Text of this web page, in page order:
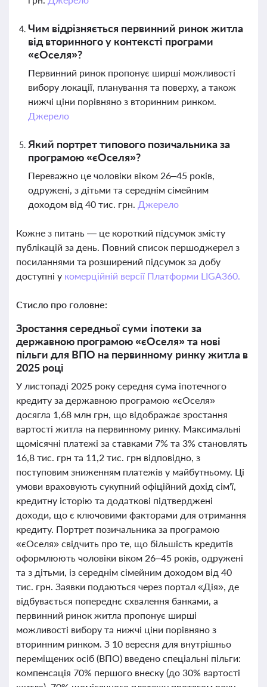
Чим відрізняється первинний ринок житла
від вторинного у контексті програми
«єОселя»?
Первинний ринок пропонує ширші можливості
вибору локації, планування та поверху, а також
нижчі ціни порівняно з вторинним ринком.
Джерело
Який портрет типового позичальника за
програмою «єОселя»?
Переважно це чоловіки віком 26–45 років,
одружені, з дітьми та середнім сімейним
доходом від 40 тис. грн. Джерело
Кожне з питань — це короткий підсумок змісту
публікацій за день. Повний список першоджерел з
посиланнями та розширений підсумок за добу
доступні у комерційній версії Платформи LIGA360.
Стисло про головне:
Зростання середньої суми іпотеки за
державною програмою «єОселя» та нові
пільги для ВПО на первинному ринку житла в
2025 році
У листопаді 2025 року середня сума іпотечного
кредиту за державною програмою «єОселя»
досягла 1,68 млн грн, що відображає зростання
вартості житла на первинному ринку. Максимальні
щомісячні платежі за ставками 7% та 3% становлять
16,8 тис. грн та 11,2 тис. грн відповідно, з
поступовим зниженням платежів у майбутньому. Ці
умови враховують сукупний офіційний дохід сім'ї,
кредитну історію та додаткові підтверджені
доходи, що є ключовими факторами для отримання
кредиту. Портрет позичальника за програмою
«єОселя» свідчить про те, що більшість кредитів
оформлюють чоловіки віком 26–45 років, одружені
та з дітьми, із середнім сімейним доходом від 40
тис. грн. Заявки подаються через портал «Дія», де
відбувається попереднє схвалення банками, а
первинний ринок житла пропонує ширші
можливості вибору та нижчі ціни порівняно з
вторинним ринком. З 10 вересня для внутрішньо
переміщених осіб (ВПО) введено спеціальні пільги:
компенсація 70% першого внеску (до 30% вартості